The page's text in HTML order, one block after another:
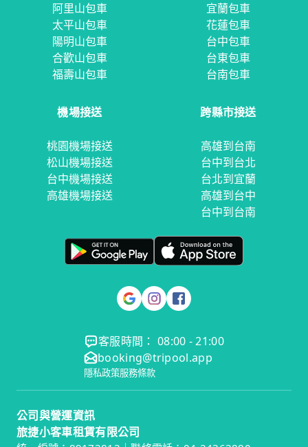
阿里山包車
太平山包車
陽明山包車
合歡山包車
福壽山包車
宜蘭包車
花蓮包車
台中包車
台東包車
台南包車
機場接送
桃園機場接送
松山機場接送
台中機場接送
高雄機場接送
跨縣市接送
高雄到台南
台中到台北
台北到宜蘭
高雄到台中
台中到台南
客服時間： 08:00 - 21:00
booking@tripool.app
隱私政策服務條款
公司與營運資訊
旅捷小客車租賃有限公司